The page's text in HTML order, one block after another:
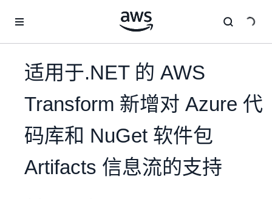
适用于.NET 的 AWS
Transform 新增对 Azure 代
码库和 NuGet 软件包
Artifacts 信息流的支持